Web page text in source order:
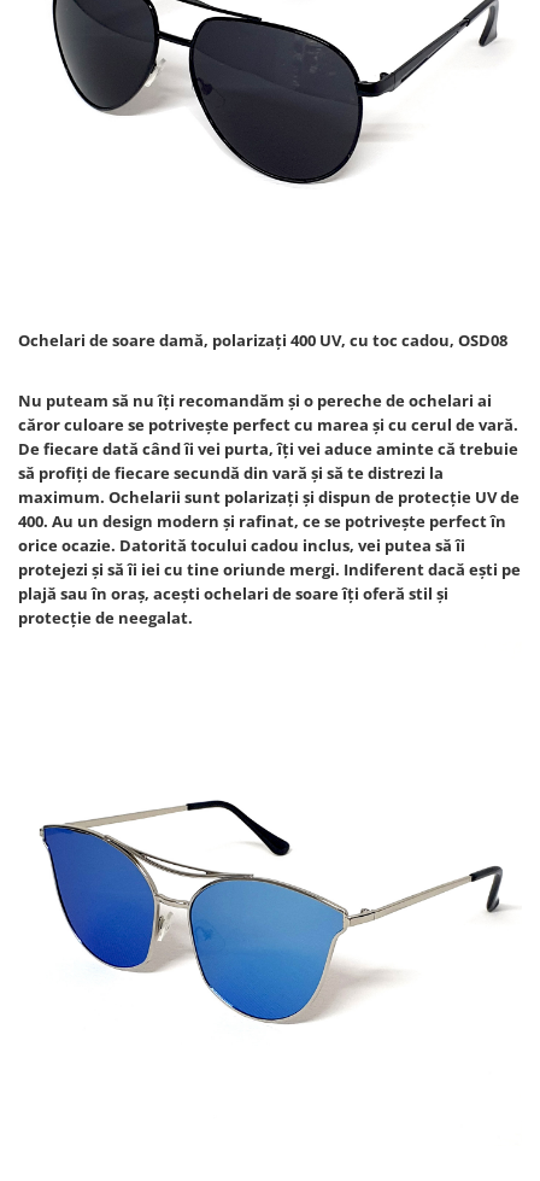
Ochelari de soare damă, polarizați 400 UV, cu toc cadou, OSD08
Nu puteam să nu îți recomandăm și o pereche de ochelari ai
căror culoare se potrivește perfect cu marea și cu cerul de vară.
De fiecare dată când îi vei purta, îți vei aduce aminte că trebuie
să profiți de fiecare secundă din vară și să te distrezi la
maximum. Ochelarii sunt polarizați și dispun de protecție UV de
400. Au un design modern și rafinat, ce se potrivește perfect în
orice ocazie. Datorită tocului cadou inclus, vei putea să îi
protejezi și să îi iei cu tine oriunde mergi. Indiferent dacă ești pe
plajă sau în oraș, acești ochelari de soare îți oferă stil și
protecție de neegalat.